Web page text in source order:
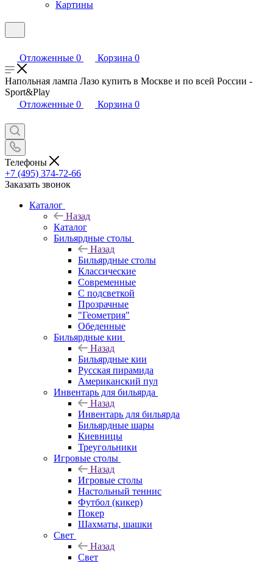
Картины
Отложенные 0 Корзина 0
Напольная лампа Лазо купить в Москве и по всей России -
Sport&Play
Отложенные 0 Корзина 0
Телефоны
+7 (495) 374-72-66
Заказать звонок
Каталог
Назад
Каталог
Бильярдные столы
Назад
Бильярдные столы
Классические
Современные
С подсветкой
Прозрачные
"Геометрия"
Обеденные
Бильярдные кии
Назад
Бильярдные кии
Русская пирамида
Американский пул
Инвентарь для бильярда
Назад
Инвентарь для бильярда
Бильярдные шары
Киевницы
Треугольники
Игровые столы
Назад
Игровые столы
Настольный теннис
Футбол (кикер)
Покер
Шахматы, шашки
Свет
Назад
Свет